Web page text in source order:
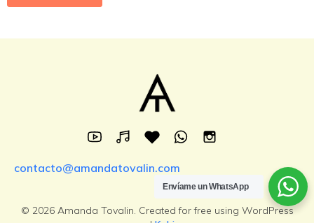
contacto@amandatovalin.com
© 2026 Amanda Tovalin. Created for free using WordPress
Envíame un WhatsApp